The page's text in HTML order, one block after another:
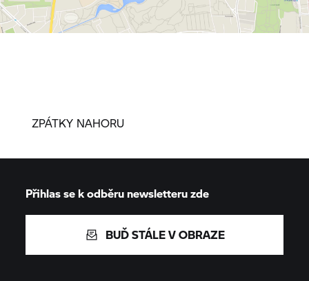
ZPÁTKY NAHORU
Přihlas se k odběru newsletteru zde
BUĎ STÁLE V OBRAZE